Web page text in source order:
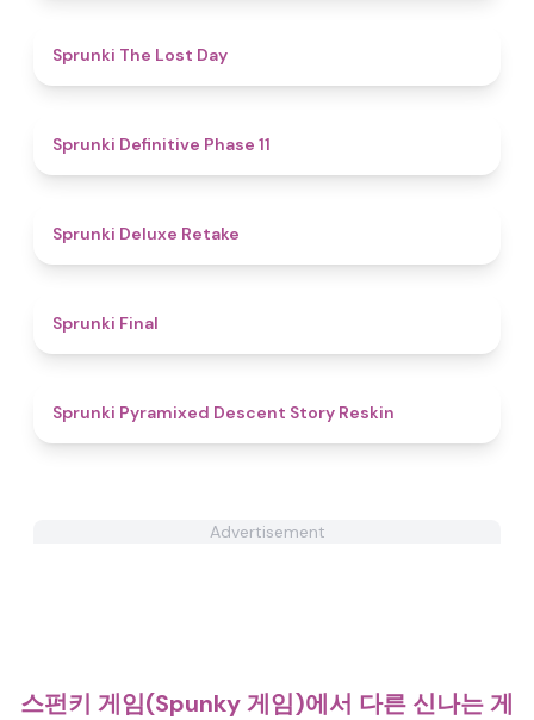
Sprunki The Lost Day
Sprunki Definitive Phase 11
Sprunki Deluxe Retake
Sprunki Final
Sprunki Pyramixed Descent Story Reskin
Advertisement
스펀키 게임(Spunky 게임)에서 다른 신나는 게